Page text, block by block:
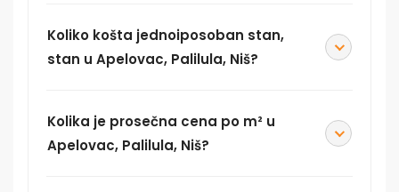
Koliko košta jednoiposoban stan,
stan u Apelovac, Palilula, Niš?
Kolika je prosečna cena po m² u
Apelovac, Palilula, Niš?